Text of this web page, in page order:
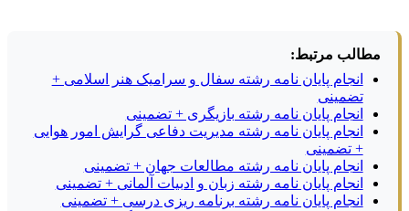
مطالب مرتبط:
انجام پایان نامه رشته سفال و سرامیک هنر اسلامی +
تضمینی
انجام پایان نامه رشته بازیگری + تضمینی
انجام پایان نامه رشته مدیریت دفاعی گرایش امور هوایی
+ تضمینی
انجام پایان نامه رشته مطالعات جهان + تضمینی
انجام پایان نامه رشته زبان و ادبیات آلمانی + تضمینی
انجام پایان نامه رشته برنامه ریزی درسی + تضمینی